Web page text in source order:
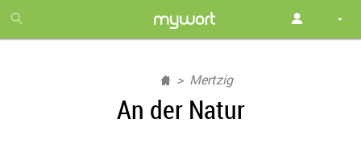
month
free
Mertzig
An der Natur